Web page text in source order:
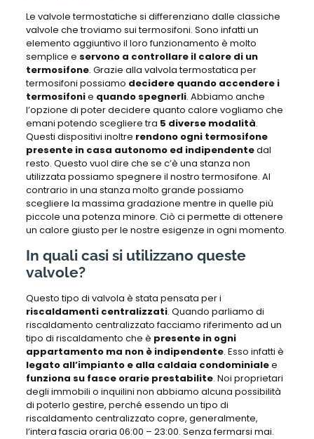
Le valvole termostatiche si differenziano dalle classiche
valvole che troviamo sui termosifoni. Sono infatti un
elemento aggiuntivo il loro funzionamento è molto
semplice e servono a controllare il calore di un
termosifone. Grazie alla valvola termostatica per
termosifoni possiamo decidere quando accendere i
termosifonie quando spegnerli. Abbiamo anche
l’opzione di poter decidere quanto calore vogliamo che
emani potendo scegliere tra 5 diverse modalità.
Questi dispositivi inoltre rendono ogni termosifone
presente in casa autonomo ed indipendentedal
resto. Questo vuol dire che se c’è una stanza non
utilizzata possiamo spegnere il nostro termosifone. Al
contrario in una stanza molto grande possiamo
scegliere la massima gradazione mentre in quelle più
piccole una potenza minore. Ciò ci permette di ottenere
un calore giusto per le nostre esigenze in ogni momento.
In quali casi si utilizzano queste
valvole?
Questo tipo di valvola è stata pensata per i
riscaldamenti centralizzati. Quando parliamo di
riscaldamento centralizzato facciamo riferimento ad un
tipo di riscaldamento che è presente in ogni
appartamento ma non è indipendente. Esso infatti è
legato all’impianto e alla caldaia condominialee
funziona su fasce orarie prestabilite. Noi proprietari
degli immobili o inquilini non abbiamo alcuna possibilità
di poterlo gestire, perché essendo un tipo di
riscaldamento centralizzato copre, generalmente,
l’intera fascia oraria 06:00 – 23:00. Senza fermarsi mai.